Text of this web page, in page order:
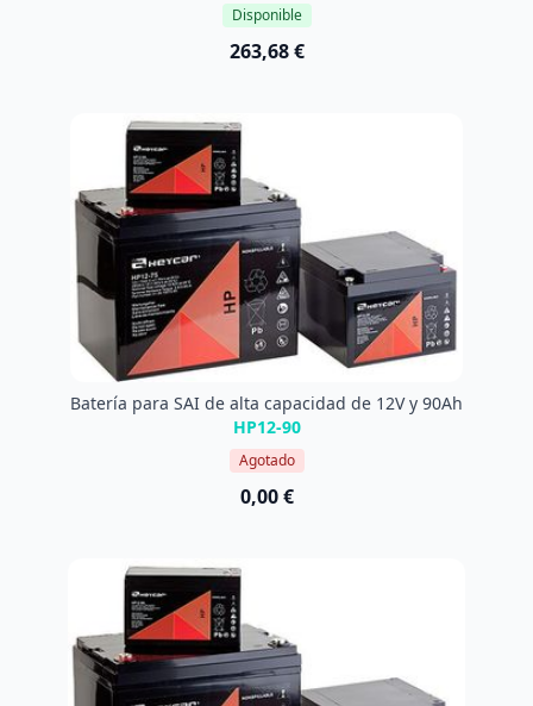
Disponible
263,68 €
Batería para SAI de alta capacidad de 12V y 90Ah
HP12-90
Agotado
0,00 €